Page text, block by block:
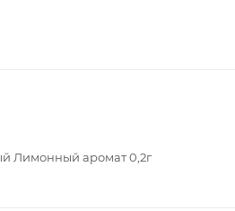
Лимонный аромат 0,2г